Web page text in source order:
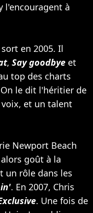
l'encouragent à
en 2005. Il
, Say goodbye et
top des charts
le dit l'héritier de
et un talent
Newport Beach
alors goût à la
un rôle dans les
. En 2007, Chris
. Une fois de